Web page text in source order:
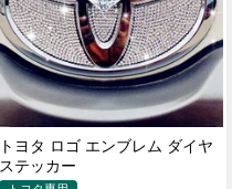
トヨタ ロゴ エンブレム ダイヤ
ステッカー